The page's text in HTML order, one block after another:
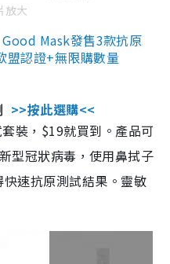
放大
Mask發售3款抗原
盟認證+無限購數量
>>按此選購<<
裝，$19就買到。產品可
型冠狀病毒，使用鼻拭子
速抗原測試結果。靈敏